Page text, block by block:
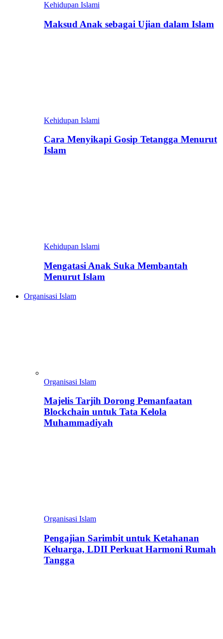
Kehidupan Islami
Maksud Anak sebagai Ujian dalam Islam
Kehidupan Islami
Cara Menyikapi Gosip Tetangga Menurut
Islam
Kehidupan Islami
Mengatasi Anak Suka Membantah
Menurut Islam
Organisasi Islam
Organisasi Islam
Majelis Tarjih Dorong Pemanfaatan
Blockchain untuk Tata Kelola
Muhammadiyah
Organisasi Islam
Pengajian Sarimbit untuk Ketahanan
Keluarga, LDII Perkuat Harmoni Rumah
Tangga